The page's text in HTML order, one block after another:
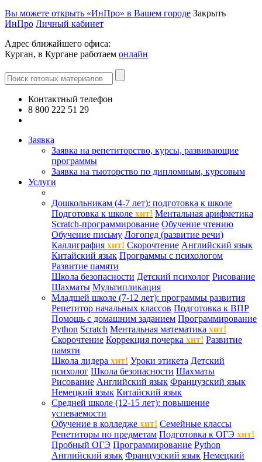
Вы можете открыть «ИнПро» в Вашем городе Закрыть
ИнПро Личный кабинет
Адрес ближайшего офиса:
Курган, в Кургане работаем онлайн
Контактный телефон
8 800 222 51 29
Заявка
Заявка на репетиторство, курсы, развивающие
программы
Заявка на тьюторство по дипломным, курсовым
Услуги
Дошкольникам (4-7 лет): подготовка к школе
Подготовка к школе хит! Ментальная арифметика
Scratch-программирование Обучение чтению
Обучение письму Логопед (развитие речи)
Каллиграфия хит! Скорочтение Английский язык
Китайский язык Программы с психологом
Развитие памяти
Школа безопасности Детский психолог Рисование
Шахматы Мультипликация
Младшей школе (7-12 лет): программы развития
Репетитор начальных классов Подготовка к ВПР
Помощь с домашним заданием Программирование
Python Scratch Ментальная математика хит!
Скорочтение Коррекция почерка хит! Развитие
памяти
Школа лидера хит! Уроки этикета Детский
психолог Школа безопасности Шахматы
Рисование Английский язык Французский язык
Немецкий язык Китайский язык
Средней школе (12-15 лет): повышение
успеваемости
Обучение в колледже хит! Семейные классы
Репетиторы по предметам Подготовка к ОГЭ хит!
Пробный ОГЭ Программирование Python
Английский язык Французский язык Немецкий